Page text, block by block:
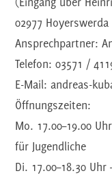
02977 Hoyerswerda
Ansprechpartner:
Telefon: 03571 /
E-Mail: andreas-
Öffnungszeiten:
Mo. 17.00–19.00
für Jugendliche
Di. 17.00–18.30